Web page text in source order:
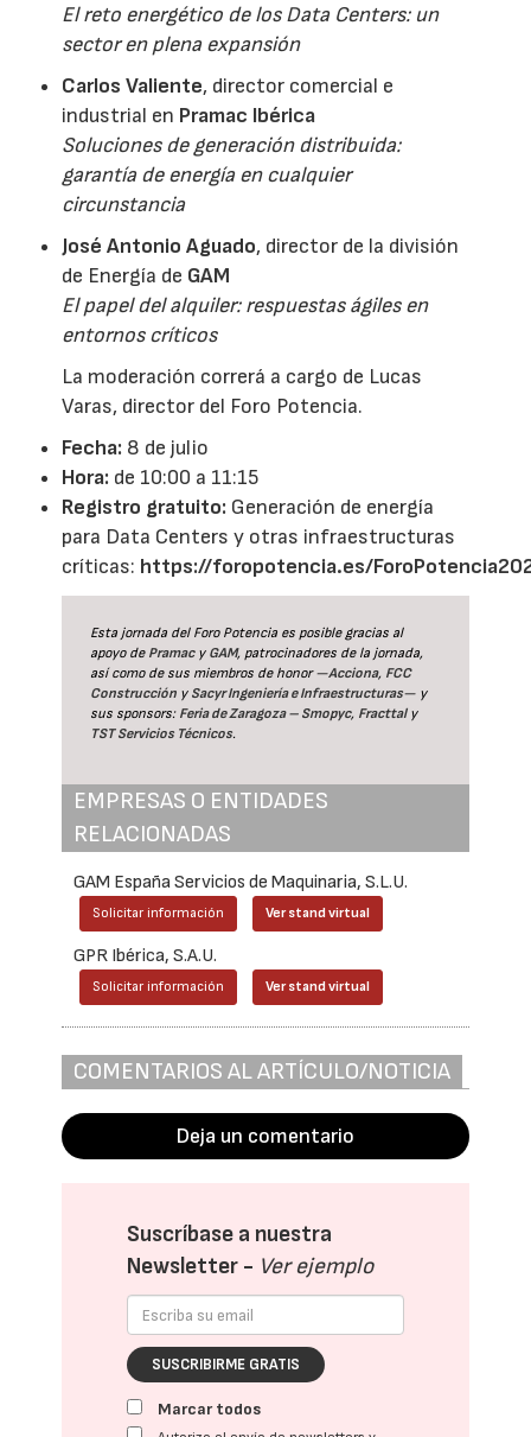
El reto energético de los Data Centers: un
sector en plena expansión
Carlos Valiente, director comercial e
industrial en Pramac Ibérica
Soluciones de generación distribuida:
garantía de energía en cualquier
circunstancia
José Antonio Aguado, director de la división
de Energía de GAM
El papel del alquiler: respuestas ágiles en
entornos críticos
La moderación correrá a cargo de Lucas
Varas, director del Foro Potencia.
Fecha: 8 de julio
Hora: de 10:00 a 11:15
Registro gratuito: Generación de energía
para Data Centers y otras infraestructuras
críticas: https://foropotencia.es/
Esta jornada del Foro Potencia es posible gracias al
apoyo de Pramacy GAM, patrocinadores de la jornada,
así como de sus miembros de honor —Acciona, FCC
Construccióny Sacyr Ingeniería e Infraestructuras— y
sus sponsors: Feria de Zaragoza – Smopyc, Fracttaly
TST Servicios Técnicos.
EMPRESAS O ENTIDADES
RELACIONADAS
GAM España Servicios de Maquinaria, S.L.U.
Solicitar información Ver stand virtual
GPR Ibérica, S.A.U.
Solicitar información Ver stand virtual
COMENTARIOS AL ARTÍCULO/NOTICIA
Deja un comentario
Suscríbase a nuestra
Newsletter - Ver ejemplo
SUSCRIBIRME GRATIS
Marcar todos